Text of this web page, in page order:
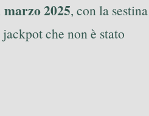
marzo 2025, con la sestina
che non è stato